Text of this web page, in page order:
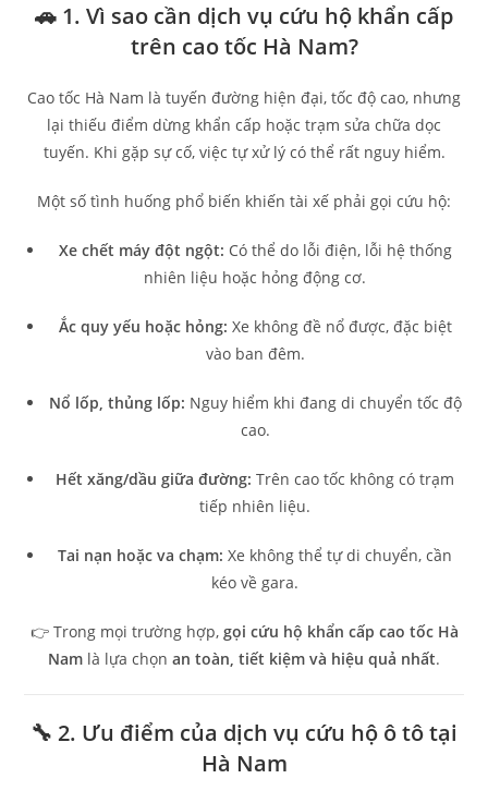
🚗 1. Vì sao cần dịch vụ cứu hộ khẩn cấp
trên cao tốc Hà Nam?
Cao tốc Hà Nam là tuyến đường hiện đại, tốc độ cao, nhưng
lại thiếu điểm dừng khẩn cấp hoặc trạm sửa chữa dọc
tuyến. Khi gặp sự cố, việc tự xử lý có thể rất nguy hiểm.
Một số tình huống phổ biến khiến tài xế phải gọi cứu hộ:
Xe chết máy đột ngột: Có thể do lỗi điện, lỗi hệ thống
nhiên liệu hoặc hỏng động cơ.
Ắc quy yếu hoặc hỏng: Xe không đề nổ được, đặc biệt
vào ban đêm.
Nổ lốp, thủng lốp: Nguy hiểm khi đang di chuyển tốc độ
cao.
Hết xăng/dầu giữa đường: Trên cao tốc không có trạm
tiếp nhiên liệu.
Tai nạn hoặc va chạm: Xe không thể tự di chuyển, cần
kéo về gara.
👉 Trong mọi trường hợp, gọi cứu hộ khẩn cấp cao tốc Hà
Nam là lựa chọn an toàn, tiết kiệm và hiệu quả nhất.
🔧 2. Ưu điểm của dịch vụ cứu hộ ô tô tại
Hà Nam